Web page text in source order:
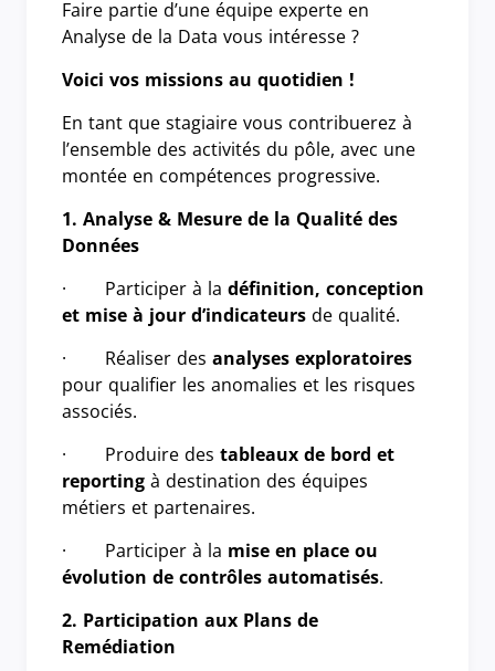
Faire partie d’une équipe experte en
Analyse de la Data vous intéresse ?
Voici vos missions au quotidien !
En tant que stagiaire vous contribuerez à
l’ensemble des activités du pôle, avec une
montée en compétences progressive.
1. Analyse & Mesure de la Qualité des
Données
· Participer à la définition, conception
et mise à jour d’indicateurs de qualité.
· Réaliser des analyses exploratoires
pour qualifier les anomalies et les risques
associés.
· Produire des tableaux de bord et
reporting à destination des équipes
métiers et partenaires.
· Participer à la mise en place ou
évolution de contrôles automatisés.
2. Participation aux Plans de
Remédiation